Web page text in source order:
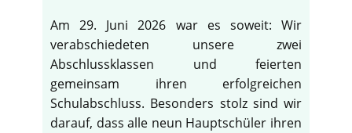
Am 29. Juni 2026 war es soweit: Wir
verabschiedeten unsere zwei
Abschlussklassen und feierten
gemeinsam ihren erfolgreichen
Schulabschluss. Besonders stolz sind wir
darauf, dass alle neun Hauptschüler ihren